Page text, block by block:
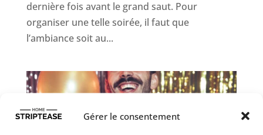
Gérer le consentement
dernière fois avant le grand saut. Pour
organiser une telle soirée, il faut que
l’ambiance soit au...